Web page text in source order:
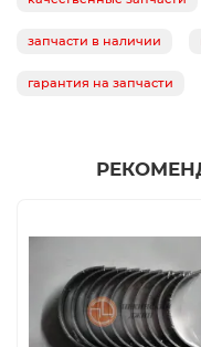
запчасти в наличии
гарантия на запчасти